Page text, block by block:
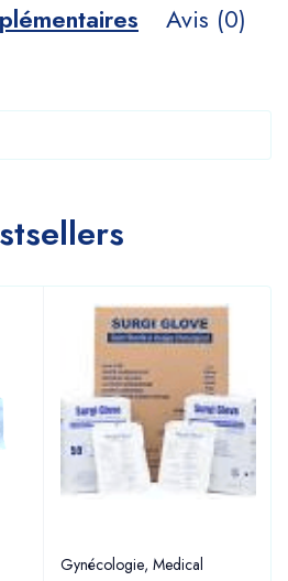
Avis (0)
Gynécologie, Medical